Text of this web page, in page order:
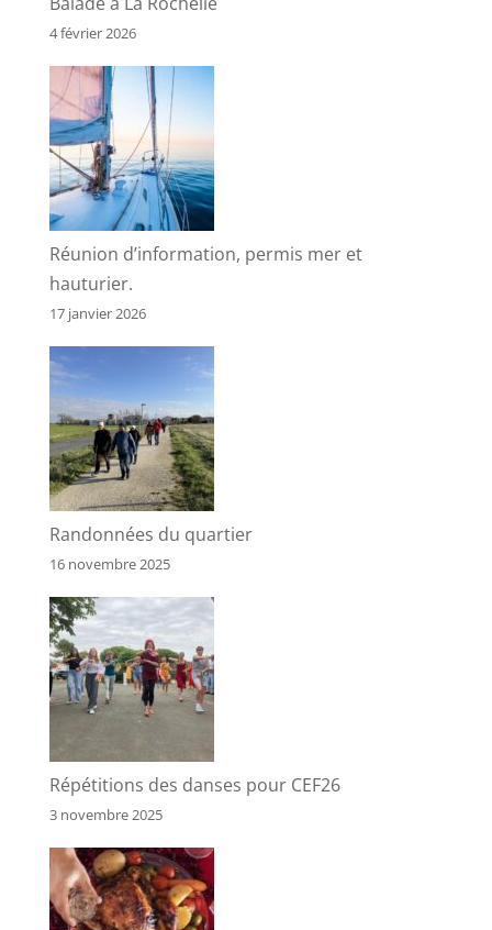
4 février 2026
Réunion d’information, permis mer et
hauturier.
17 janvier 2026
Randonnées du quartier
16 novembre 2025
Répétitions des danses pour CEF26
3 novembre 2025